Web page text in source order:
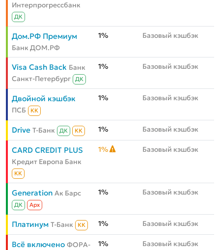
Интерпрогрессбанк
ДК
Дом.РФ Премиум
Банк ДОМ.РФ
1% Базовый кэшбэк
Visa Cash Back Банк
Санкт-Петербург
ДК
1% Базовый кэшбэк
Двойной кэшбэк
ПСБ КК
1% Базовый кэшбэк
Drive Т-Банк ДК КК 1% Базовый кэшбэк
CARD CREDIT PLUS
Кредит Европа Банк
КК
1% Базовый кэшбэк
Generation Ак Барс
ДК Aрх
1% Базовый кэшбэк
Платинум Т-Банк КК 1% Базовый кэшбэк
Всё включено ФОРА-
1% Базовый кэшбэк